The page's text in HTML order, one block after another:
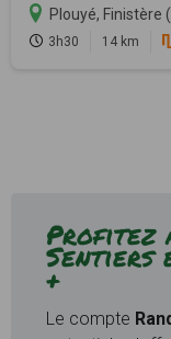
Plouyé, Finistère
3h30 14 km
Profitez
Sentiers
+
Le compte